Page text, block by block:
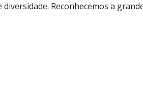
Reconhecemos a